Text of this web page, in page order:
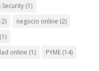
Security(1)
negocio online (2)
(1)
online (1) PYME(14)